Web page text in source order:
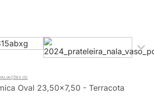
Oval 23,50x7,50 - Terracota
(0)